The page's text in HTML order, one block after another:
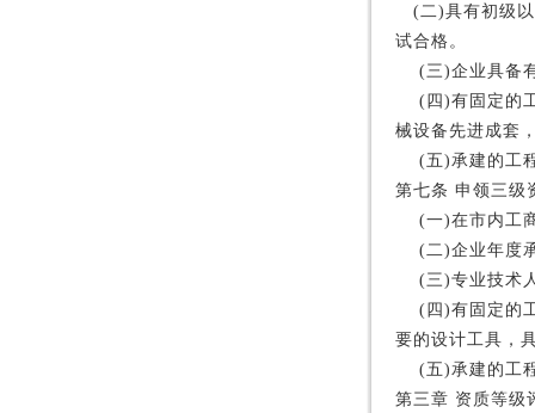
( 二 )具有初级
试合格。
(三)企业具备
(四)有固定的
械设备先进成套
(五)承建的工
第七条 申领三级
(一)在市内工
( 二 )企业年度
(三)专业技术
(四)有固定的
要的设计工具，
(五)承建的工
第三章 资质等级